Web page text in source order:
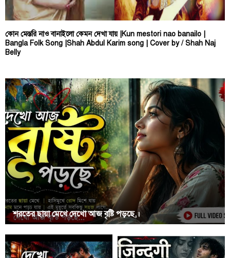
কোন মেস্তরি নাও বানাইলো কেমন দেখা যায় |Kun mestori nao banailo |
Bangla Folk Song |Shah Abdul Karim song | Cover by / Shah Naj
Belly
শরতের ছায়া মেখে দেখো আজ বৃষ্টি পড়ছে,।